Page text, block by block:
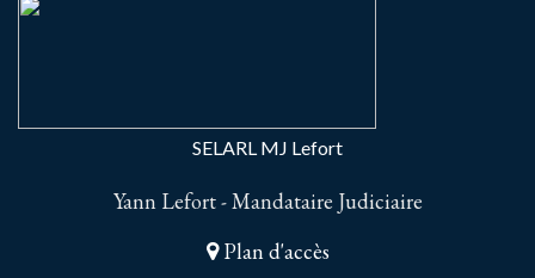
SELARL MJ Lefort
Yann Lefort - Mandataire Judiciaire
Plan d'accès